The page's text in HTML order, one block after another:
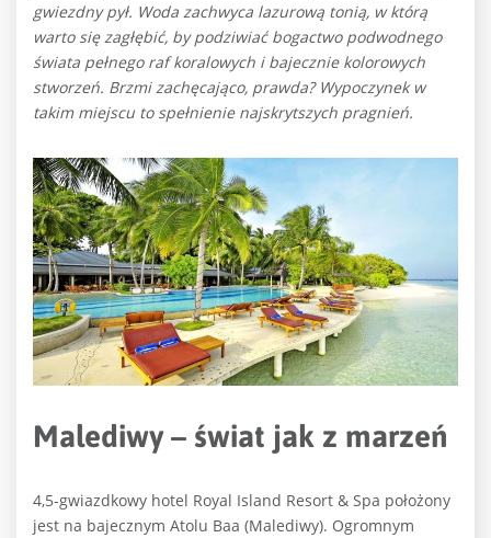
gwiezdny pył. Woda zachwyca lazurową tonią, w którą
warto się zagłębić, by podziwiać bogactwo podwodnego
świata pełnego raf koralowych i bajecznie kolorowych
stworzeń. Brzmi zachęcająco, prawda? Wypoczynek w
takim miejscu to spełnienie najskrytszych pragnień.
Malediwy – świat jak z marzeń
4,5-gwiazdkowy hotel Royal Island Resort & Spa położony
jest na bajecznym Atolu Baa (Malediwy). Ogromnym